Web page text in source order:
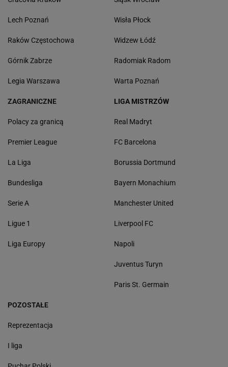
Lech Poznań
Raków Częstochowa
Górnik Zabrze
Legia Warszawa
Wisła Płock
Widzew Łódź
Radomiak Radom
Warta Poznań
ZAGRANICZNE
Polacy za granicą
Premier League
La Liga
Bundesliga
Serie A
Ligue 1
Liga Europy
LIGA MISTRZÓW
Real Madryt
FC Barcelona
Borussia Dortmund
Bayern Monachium
Manchester United
Liverpool FC
Napoli
Juventus Turyn
Paris St. Germain
POZOSTAŁE
Reprezentacja
I liga